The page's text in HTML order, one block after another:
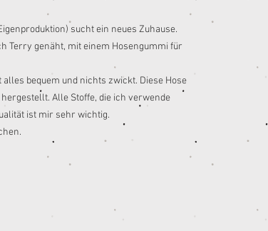
sucht ein neues Zuhause.
Terry genäht, mit einem Hosengummi für
bequem und nichts zwickt. Diese Hose
Alle Stoffe, die ich verwende
ist mir sehr wichtig.